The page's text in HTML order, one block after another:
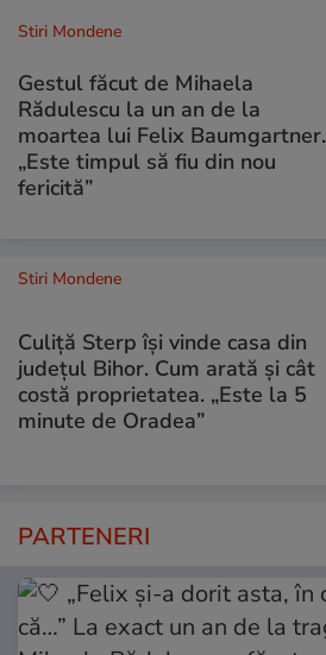
Stiri Mondene
Gestul făcut de Mihaela
Rădulescu la un an de la
moartea lui Felix Baumgartner.
„Este timpul să fiu din nou
fericită”
Stiri Mondene
Culiță Sterp își vinde casa din
județul Bihor. Cum arată și cât
costă proprietatea. „Este la 5
minute de Oradea”
PARTENERI